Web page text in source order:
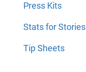
Press Kits
Stats for Stories
Tip Sheets